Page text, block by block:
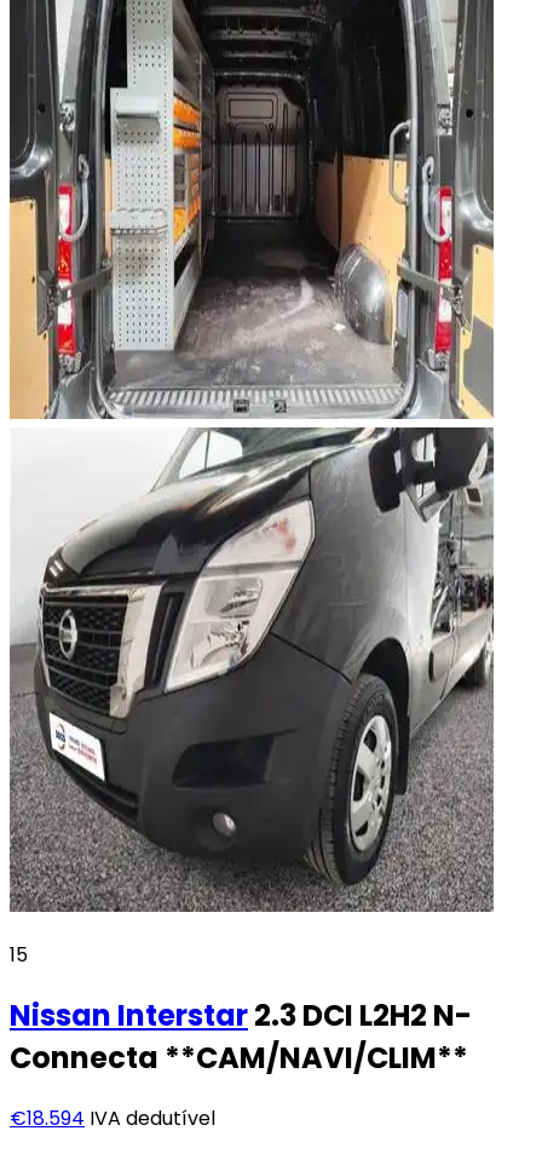
15
Nissan Interstar2.3 DCI L2H2 N-
Connecta **CAM/NAVI/CLIM**
€18.594 IVA dedutível